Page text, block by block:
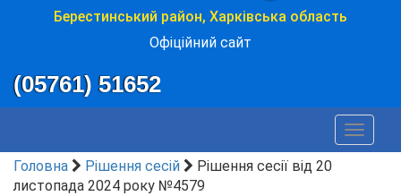
Берестинський район, Харківська область
Офіційний сайт
(05761) 51652
Toggle
Головна
Рішення сесій
Рішення сесії від 20
листопада 2024 року №4579